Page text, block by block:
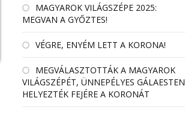
MAGYAROK VILÁGSZÉPE 2025:
MEGVAN A GYŐZTES!
VÉGRE, ENYÉM LETT A KORONA!
MEGVÁLASZTOTTÁK A MAGYAROK
VILÁGSZÉPÉT, ÜNNEPÉLYES GÁLAESTEN
HELYEZTÉK FEJÉRE A KORONÁT